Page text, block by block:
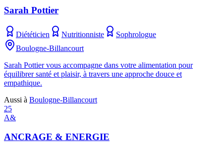
Sarah Pottier
Diététicien Nutritionniste
Sophrologue
Boulogne-Billancourt
Sarah Pottier vous accompagne dans votre alimentation pour
équilibrer santé et plaisir, à travers une approche douce et
empathique.
Aussi à Boulogne-Billancourt
25
A&
ANCRAGE & ENERGIE